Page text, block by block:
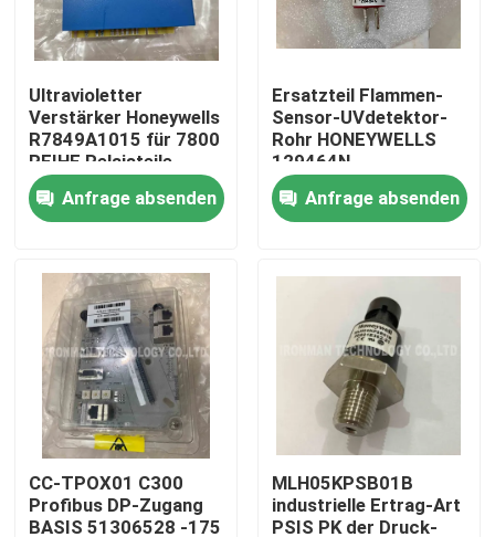
Kontakte
Produkte
Plc-Steuereinheit
Prüfer Honeywells HC900
Modul Honeywells FSC
Honeywell verkabeln Produkte
Honeywell-Batterie-Satz
Ultravioletter
Verstärker Honeywells
R7849A1015 für 7800
REIHE Relaisteile
Anfrage absenden
Ersatzteil Flammen-
Sensor-UVdetektor-
Rohr HONEYWELLS
129464N
Anfrage absenden
CC-TPOX01 C300
Profibus DP-Zugang
BASIS 51306528 -175
MLH05KPSB01B
industrielle Ertrag-Art
PSIS PK der Druck-